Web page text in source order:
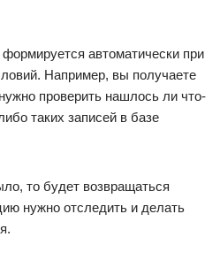
автоматически при
Например, вы получаете
проверить нашлось ли что-
таких записей в базе
то будет возвращаться
нужно отследить и делать